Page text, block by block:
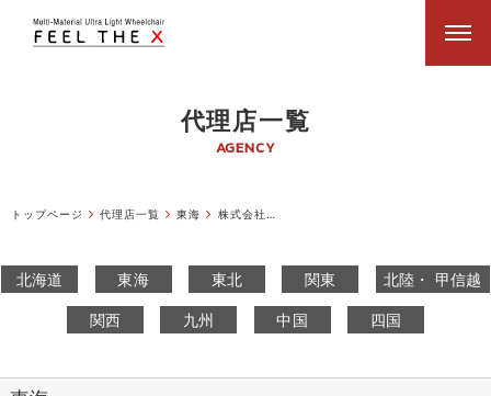
代理店一覧
AGENCY
トップページ 代理店一覧 東海
北海道 東海 東北 関東 北陸・ 甲信越
関西 九州 中国 四国